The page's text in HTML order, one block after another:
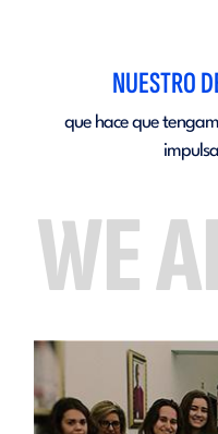
NUESTRO
que hace que
WE